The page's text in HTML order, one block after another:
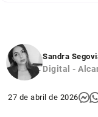
Sandra
Digital -
27 de abril de 2026